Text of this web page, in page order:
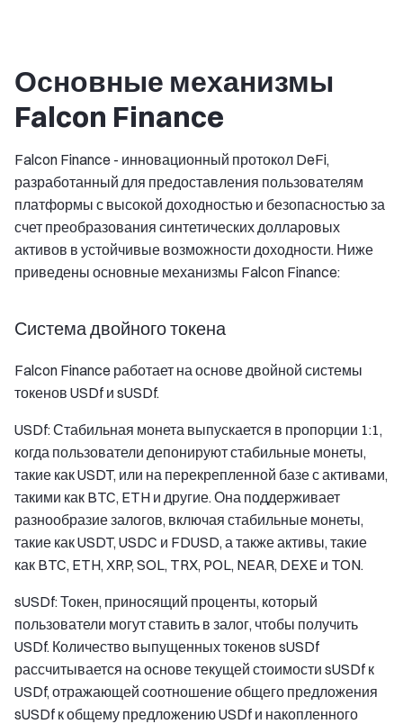
Основные механизмы
Falcon Finance
Falcon Finance - инновационный протокол DeFi,
разработанный для предоставления пользователям
платформы с высокой доходностью и безопасностью за
счет преобразования синтетических долларовых
активов в устойчивые возможности доходности. Ниже
приведены основные механизмы Falcon Finance:
Система двойного токена
Falcon Finance работает на основе двойной системы
токенов USDf и sUSDf.
USDf: Стабильная монета выпускается в пропорции 1:1,
когда пользователи депонируют стабильные монеты,
такие как USDT, или на перекрепленной базе с активами,
такими как BTC, ETH и другие. Она поддерживает
разнообразие залогов, включая стабильные монеты,
такие как USDT, USDC и FDUSD, а также активы, такие
как BTC, ETH, XRP, SOL, TRX, POL, NEAR, DEXE и TON.
sUSDf: Токен, приносящий проценты, который
пользователи могут ставить в залог, чтобы получить
USDf. Количество выпущенных токенов sUSDf
рассчитывается на основе текущей стоимости sUSDf к
USDf, отражающей соотношение общего предложения
sUSDf к общему предложению USDf и накопленного